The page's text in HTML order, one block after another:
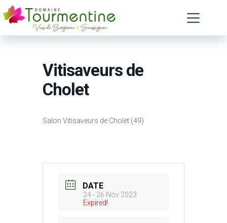
Passer
au
contenu
Vitisaveurs de
Cholet
Salon Vitisaveurs de Cholet (49)
DATE
24 - 26 Nov 2023
Expired!